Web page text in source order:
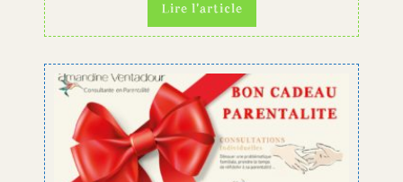
Lire l'article